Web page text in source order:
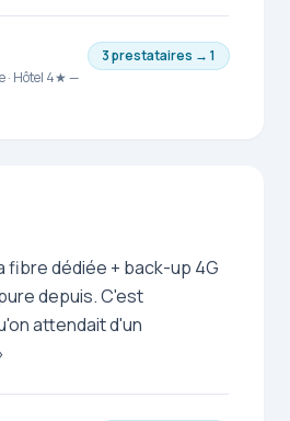
· Hôtel 4★ —
3 prestataires → 1
fibre dédiée + back-up 4G
depuis. C'est
attendait d'un